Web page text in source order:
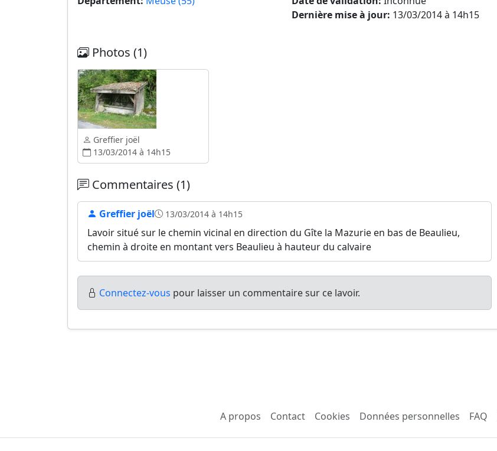
Dernière mise à jour: 13/03/2014 à 14h15
Photos (1)
Greffier joël
13/03/2014 à 14h15
Commentaires (1)
Greffier joël 13/03/2014 à 14h15
Lavoir situé sur le chemin vicinal en direction du Gîte la Mazurie en bas de Beaulieu,
chemin à droite en montant vers Beaulieu à hauteur du calvaire
Connectez-vous pour laisser un commentaire sur ce lavoir.
A propos Contact Cookies Données personnelles FAQ